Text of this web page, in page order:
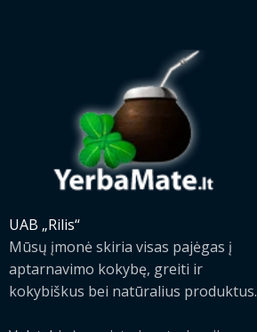
UAB „Rilis“
Mūsų įmonė skiria visas pajėgas į
aptarnavimo kokybę, greiti ir
kokybiškus bei natūralius produktus.